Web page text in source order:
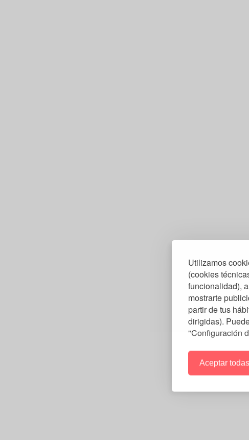
Utilizamos
(cookies
funcionalidad),
mostrarte
partir de tus
dirigidas).
"Configuración
Aceptar